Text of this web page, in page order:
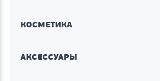
КОСМЕТИКА
АКСЕССУАРЫ